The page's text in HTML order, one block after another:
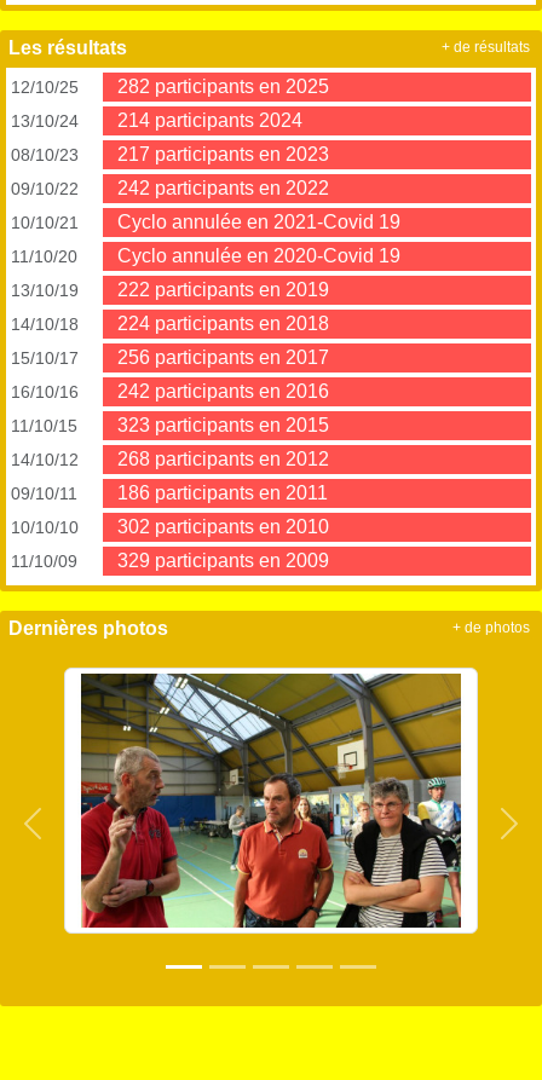
Les résultats
12/10/25 282 participants en 2025
13/10/24 214 participants 2024
08/10/23 217 participants en 2023
09/10/22 242 participants en 2022
10/10/21 Cyclo annulée en 2021-Covid 19
11/10/20 Cyclo annulée en 2020-Covid 19
13/10/19 222 participants en 2019
14/10/18 224 participants en 2018
15/10/17 256 participants en 2017
16/10/16 242 participants en 2016
11/10/15 323 participants en 2015
14/10/12 268 participants en 2012
09/10/11 186 participants en 2011
10/10/10 302 participants en 2010
11/10/09 329 participants en 2009
+ de résultats
Dernières photos
Précedent
+ de photos